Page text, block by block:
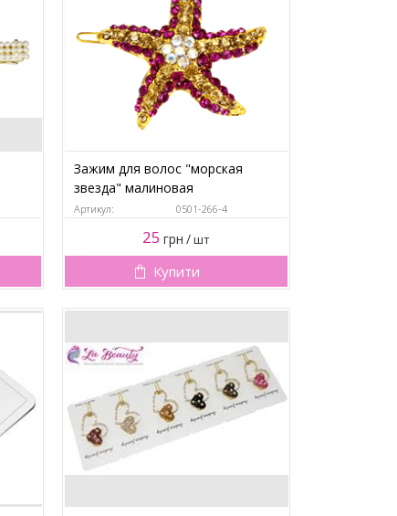
Зажим для волос "морская
звезда" малиновая
Артикул: 0501-266-4
25 грн /шт
Купити